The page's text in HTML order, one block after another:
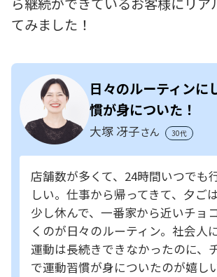
てみました！
日々のルーティンに
慣が身についた！
大塚 冴子さん 30代
店舗数が多くて、24時間いつでも
しい。仕事から帰ってきて、夕ご
少し休んで、一番家から近いチョ
くのが日々のルーティン。社会人
運動は長続きできなかったのに、
で運動習慣が身についたのが嬉し